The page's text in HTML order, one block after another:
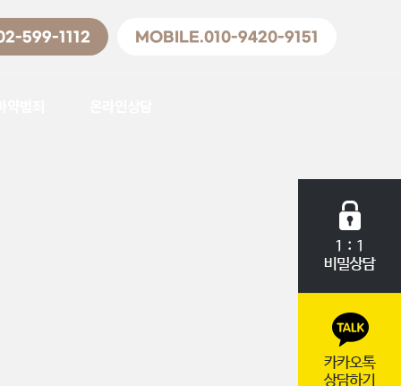
599-1112 MOBILE.010-9420-9151